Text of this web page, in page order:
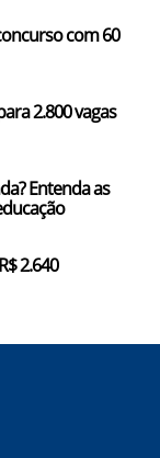
com 60
2.800 vagas
Entenda as
2.640